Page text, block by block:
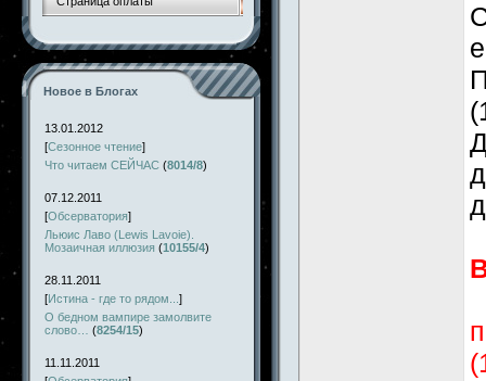
Новое в Блогах
13.01.2012
[Сезонное чтение]
Что читаем СЕЙЧАС (8014/8)
07.12.2011
[Обсерватория]
Льюис Лаво (Lewis Lavoie).
Мозаичная иллюзия (10155/4)
28.11.2011
[Истина - где то рядом... ]
О бедном вампире замолвите
слово…
(8254/15)
11.11.2011